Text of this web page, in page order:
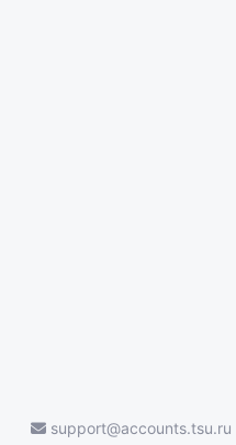
support@accounts.tsu.ru